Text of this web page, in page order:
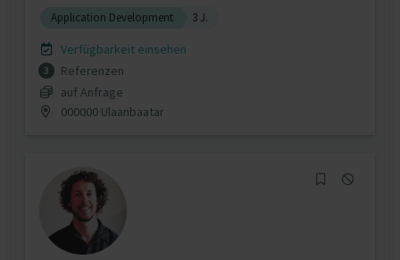
Application Development
3 J.
Verfügbarkeit einsehen
3
Referenzen
auf Anfrage
000000 Ulaanbaatar